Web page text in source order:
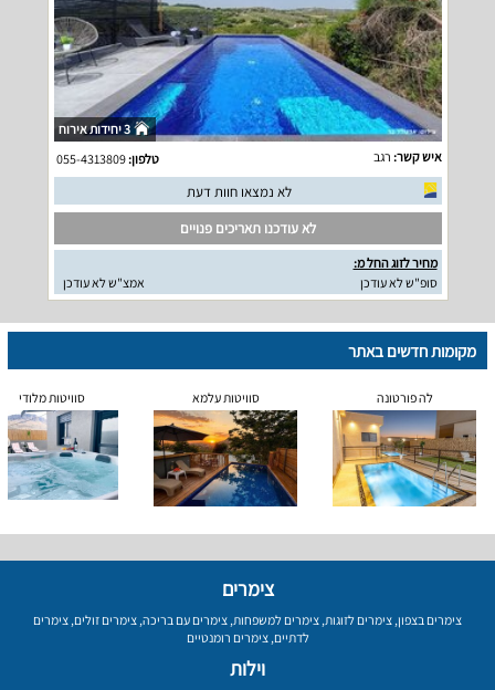
3 יחידות אירוח
איש קשר: רגב טלפון:055-4313809
לא נמצאו חוות דעת
לא עודכנו תאריכים פנויים
מחיר לזוג החל מ:
סופ"ש לא עודכן
אמצ"ש לא עודכן
מקומות חדשים באתר
לה פורטונה סוויטות עלמא סוויטות מלודי
צימרים
צימרים בצפון, צימרים לזוגות, צימרים למשפחות, צימרים עם בריכה, צימרים זולים, צימרים
לדתיים,צימרים רומנטיים
וילות